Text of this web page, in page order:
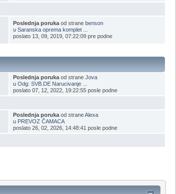
Poslednja poruka od stranebenson
uSaranska oprema komplet ...
poslato 13, 09, 2019, 07:22:09 pre podne
Poslednja poruka od straneJova
uOdg: SVB.DE Narucivanje ...
poslato 07, 12, 2022, 19:22:55 posle podne
Poslednja poruka od straneAlexa
u PREVOZ ČAMACA
poslato 26, 02, 2026, 14:48:41 posle podne